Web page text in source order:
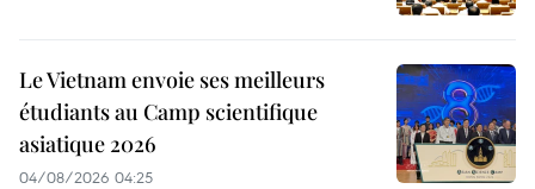
Le Vietnam envoie ses meilleurs
étudiants au Camp scientifique
asiatique 2026
04/08/2026 04:25